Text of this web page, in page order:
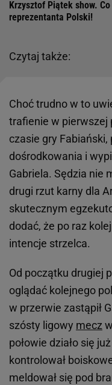
Czytaj także:
Krzysztof Piątek show.
reprezentanta Polski!
Choć trudno w to
trafienie w pierwszej
czasie gry
dośrodkowania i
Gabriela. Sędzia nie
drugi rzut karny dla
skutecznym
dodać, że po raz
intencje strzelca.
Od początku drugiej
oglądać kolejnego
w przerwie zastąpił
szósty ligowy mecz
połowie działo się
kontrolował
meldował się pod